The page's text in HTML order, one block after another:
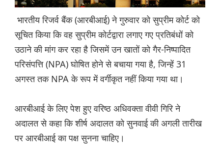
भारतीय रिजर्व बैंक (आरबीआई) ने गुरुवार को सुप्रीम कोर्ट को
सूचित किया कि वह सुप्रीम कोर्टद्वारा लगाए गए प्रतिबंधों को
उठाने की मांग कर रहा है जिसमें उन खातों को गैर-निष्पादित
परिसंपत्ति (NPA) घोषित होने से बचाया गया है, जिन्हें 31
अगस्त तक NPA के रूप में वर्गीकृत नहीं किया गया था।
आरबीआई के लिए पेश हुए वरिष्ठ अधिवक्ता वीवी गिरि ने
अदालत से कहा कि शीर्ष अदालत को सुनवाई की अगली तारीख
पर आरबीआई का पक्ष सुनना चाहिए।